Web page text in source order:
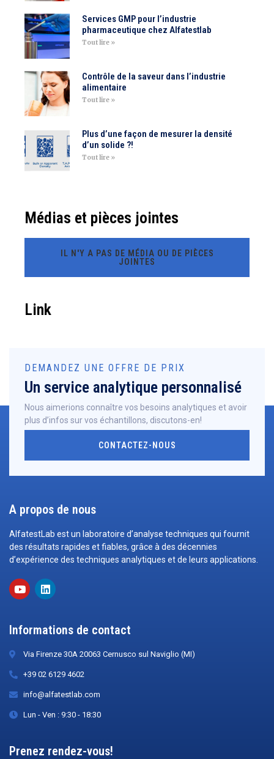
Services GMP pour l’industrie
pharmaceutique chez Alfatestlab
Tout lire »
Contrôle de la saveur dans l’industrie
alimentaire
Tout lire »
Plus d’une façon de mesurer la densité
d’un solide ?!
Tout lire »
Médias et pièces jointes
IL N'Y A PAS DE MÉDIA OU DE PIÈCES
JOINTES
Link
DEMANDEZ UNE OFFRE DE PRIX
Un service analytique personnalisé
Nous aimerions connaître vos besoins analytiques et avoir
plus d’infos sur vos échantillons, discutons-en!
CONTACTEZ-NOUS
A propos de nous
AlfatestLab est un laboratoire d’analyse techniques qui fournit
des résultats rapides et fiables, grâce à des décennies
d’expérience des techniques analytiques et de leurs applications.
Informations de contact
Via Firenze 30A 20063 Cernusco sul Naviglio (MI)
+39 02 6129 4602
info@alfatestlab.com
Lun - Ven : 9:30 - 18:30
Prenez rendez-vous!